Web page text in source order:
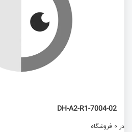
7004-02-DH-A2-R1
در 0 فروشگاه